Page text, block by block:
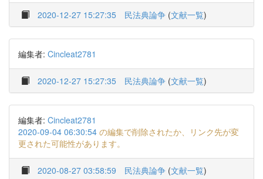
2020-12-27 15:27:35 民法典論争 (文献一覧)
編集者: Cincleat2781
2020-12-27 15:27:35 民法典論争 (文献一覧)
編集者: Cincleat2781
2020-09-04 06:30:54 の編集で削除されたか、リンク先が変
更された可能性があります。
2020-08-27 03:58:59 民法典論争 (文献一覧)